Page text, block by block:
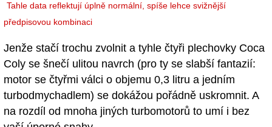
Tahle data reflektují úplně normální, spíše lehce svižnější
předpisovou kombinaci
Jenže stačí trochu zvolnit a tyhle čtyři plechovky Coca
Coly se šnečí ulitou navrch (pro ty se slabší fantazií:
motor se čtyřmi válci o objemu 0,3 litru a jedním
turbodmychadlem) se dokážou pořádně uskromnit. A
na rozdíl od mnoha jiných turbomotorů to umí i bez